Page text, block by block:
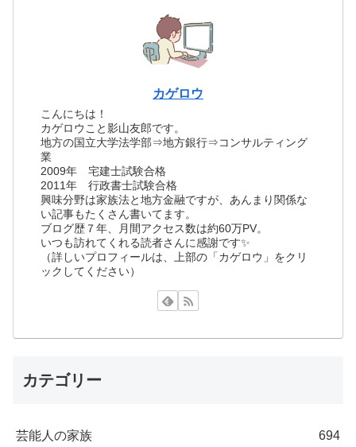
カゲロウ
こんにちは！
カゲロウこと影山友郎です。
地方の国立大学法学部⇒地方銀行⇒コンサルティング
業
2009年 宅建士試験合格
2011年 行政書士試験合格
興味分野は家族法と地方金融ですが、あんまり関係な
い記事もたくさん書いてます。
ブログ歴７年、月間アクセス数は約60万PV。
いつも訪れてくれる読者さんに感謝です✨
（詳しいプロフィールは、上部の「カゲロウ」をクリ
ックしてください）
カテゴリー
芸能人の家族 694